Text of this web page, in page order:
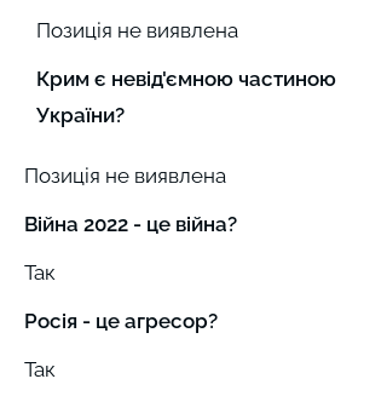
Позиція не виявлена
Крим є невід'ємною частиною
України?
Позиція не виявлена
Війна 2022 - це війна?
Так
Росія - це агресор?
Так